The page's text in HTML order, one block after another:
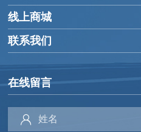
线上商城
联系我们
在线留言